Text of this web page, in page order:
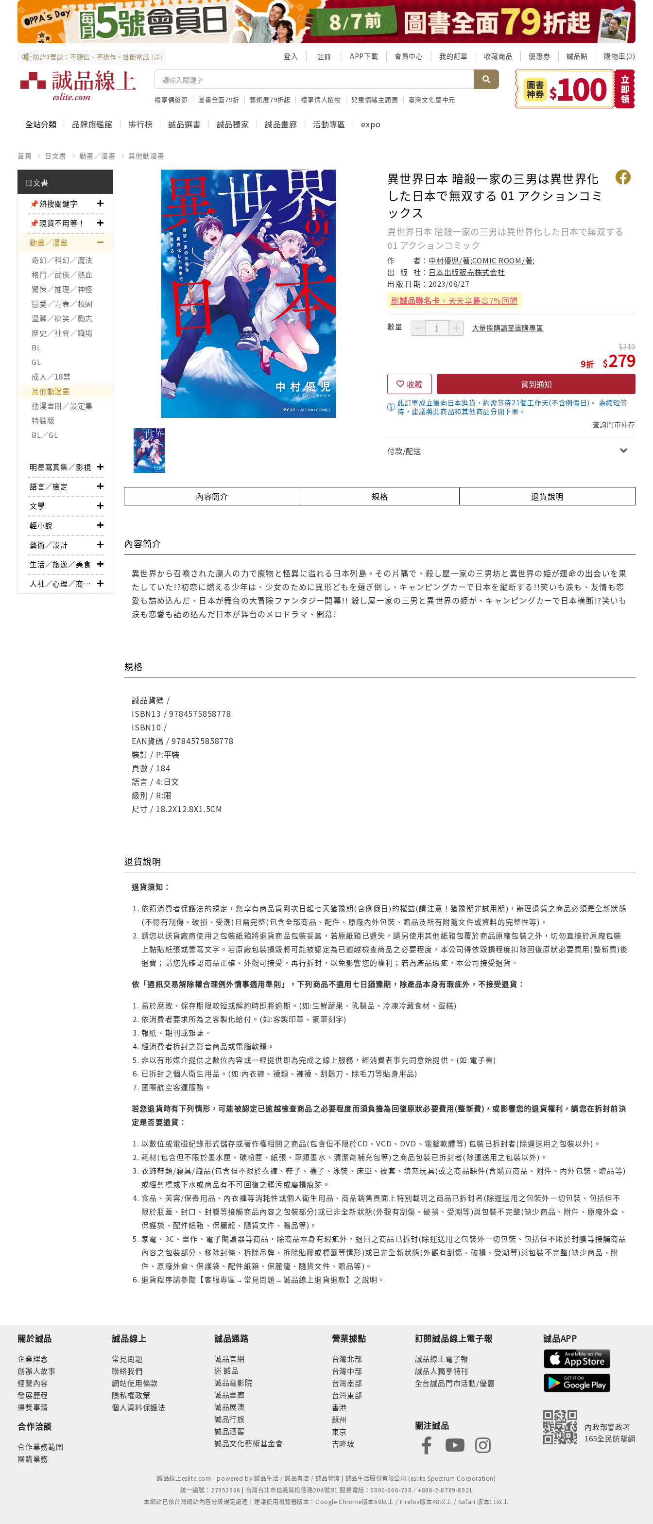
防詐3要訣：不聽信、不操作、掛斷電話 (詳) 登入 註冊 APP下載 會員中心 我的訂單 收藏商品 優惠券 誠品點 購物車(0)
禮享偶爸節 圖書全面79折 藝術展79折起 禮享情人選物 兒童情緒主題展 臺灣文化慶中元
全站分類 品牌旗艦館 排行榜 誠品選書 誠品獨家 誠品畫廊 活動專區 expo
首頁 日文書 動畫／漫畫 其他動漫畫
日文書
📌熱搜關鍵字
📌現貨不用等！
動畫／漫畫
奇幻／科幻／魔法
格鬥／武俠／熱血
驚悚／推理／神怪
戀愛／青春／校園
溫馨／搞笑／勵志
歷史／社會／職場
BL
GL
成人／18禁
其他動漫畫
動漫畫冊／設定集
特裝版
BL／GL
明星寫真集／影視
語言／檢定
文學
輕小說
藝術／設計
生活／旅遊／美食
人社／心理／商業／其他
異世界日本 暗殺一家の三男は異世界化
した日本で無双する 01 アクションコミ
ックス
異世界日本 暗殺一家の三男は異世界化した日本で無双する
01 アクションコミック
作 者： 中村優児/著;COMIC ROOM/著;
出
版 社： 日本出版販売株式会社
出 版 日 期： 2023/08/27
刷誠品聯名卡 ，天天享最高7%回饋
數量 大量採購請至團購專區
9
310
279
收藏 貨到通知
此訂單成立後向日本進貨，約需等待21個工作天(不含例假日)。 為縮短等
待，建議將此商品和其他商品分開下單。
查詢門市庫存
付款/配送
內容簡介 規格 退貨說明
內容簡介
異世界から召喚された魔人の力で魔物と怪異に溢れる日本列島。その片隅で、殺し屋一家の三男坊と異世界の姫が運命の出会いを果
たしていた!?初恋に燃える少年は、少女のために異形どもを薙ぎ倒し、キャンピングカーで日本を縦断する!!笑いも涙も、友情も恋
愛も詰め込んだ、日本が舞台の大冒険ファンタジー開幕!! 殺し屋一家の三男と異世界の姫が、キャンピングカーで日本横断!?笑いも
涙も恋愛も詰め込んだ日本が舞台のメロドラマ、開幕!
規格
誠品貨碼 /
ISBN13 / 9784575858778
ISBN10 /
EAN貨碼 / 9784575858778
裝訂 / P:平裝
頁數 / 184
語言 / 4:日文
級別 / R:限
尺寸 / 18.2X12.8X1.5CM
退貨說明
退貨須知：
依照消費者保護法的規定，您享有商品貨到次日起七天猶豫期(含例假日)的權益(請注意！猶豫期非試用期)，辦理退貨之商品必須是全新狀態
(不得有刮傷、破損、受潮)且需完整(包含全部商品、配件、原廠內外包裝、贈品及所有附隨文件或資料的完整性等)。
請您以送貨廠商使用之包裝紙箱將退貨商品包裝妥當，若原紙箱已遺失，請另使用其他紙箱包覆於商品原廠包裝之外，切勿直接於原廠包裝
上黏貼紙張或書寫文字。若原廠包裝損毀將可能被認定為已逾越檢查商品之必要程度，本公司得依毀損程度扣除回復原狀必要費用(整新費)後
退費；請您先確認商品正確、外觀可接受，再行拆封，以免影響您的權利；若為產品瑕疵，本公司接受退貨。
依「通訊交易解除權合理例外情事適用準則」，下列商品不適用七日猶豫期，除產品本身有瑕疵外，不接受退貨：
易於腐敗、保存期限較短或解約時即將逾期。(如:生鮮蔬果、乳製品、冷凍冷藏食材、蛋糕)
依消費者要求所為之客製化給付。(如:客製印章、鋼筆刻字)
報紙、期刊或雜誌。
經消費者拆封之影音商品或電腦軟體。
非以有形媒介提供之數位內容或一經提供即為完成之線上服務，經消費者事先同意始提供。(如:電子書)
已拆封之個人衛生用品。(如:內衣褲、襪類、褲襪、刮鬍刀、除毛刀等貼身用品)
國際航空客運服務。
若您退貨時有下列情形，可能被認定已逾越檢查商品之必要程度而須負擔為回復原狀必要費用(整新費)，或影響您的退貨權利，請您在拆封前決
定是否要退貨：
以數位或電磁紀錄形式儲存或著作權相關之商品(包含但不限於CD、VCD、DVD、電腦軟體等) 包裝已拆封者(除運送用之包裝以外)。
耗材(包含但不限於墨水匣、碳粉匣、紙張、筆類墨水、清潔劑補充包等)之商品包裝已拆封者(除運送用之包裝以外)。
衣飾鞋類/寢具/織品(包含但不限於衣褲、鞋子、襪子、泳裝、床單、被套、填充玩具)或之商品缺件(含購買商品、附件、內外包裝、贈品等)
或經剪標或下水或商品有不可回復之髒污或磨損痕跡。
食品、美容/保養用品、內衣褲等消耗性或個人衛生用品、商品銷售頁面上特別載明之商品已拆封者(除運送用之包裝外一切包裝、包括但不
限於瓶蓋、封口、封膜等接觸商品內容之包裝部分)或已非全新狀態(外觀有刮傷、破損、受潮等)與包裝不完整(缺少商品、附件、原廠外盒、
保護袋、配件紙箱、保麗龍、隨貨文件、贈品等)。
家電、3C、畫作、電子閱讀器等商品，除商品本身有瑕疵外，退回之商品已拆封(除運送用之包裝外一切包裝、包括但不限於封膜等接觸商品
內容之包裝部分、移除封條、拆除吊牌、拆除貼膠或標籤等情形)或已非全新狀態(外觀有刮傷、破損、受潮等)與包裝不完整(缺少商品、附
件、原廠外盒、保護袋、配件紙箱、保麗龍、隨貨文件、贈品等)。
退貨程序請參閱【客服專區→常見問題→誠品線上退貨退款】之說明。
關於誠品
企業理念
創辦人故事
經營內容
發展歷程
得獎事蹟
合作洽談
合作業務範圍
團購業務
誠品線上
常見問題
聯絡我們
網站使用條款
隱私權政策
個人資料保護法
誠品通路
誠品官網
迷 誠品
誠品電影院
誠品畫廊
誠品展演
誠品行旅
誠品酒窖
誠品文化藝術基金會
營業據點
台灣北部
台灣中部
台灣南部
台灣東部
香港
蘇州
東京
吉隆坡
訂閱誠品線上電子報
誠品線上電子報
誠品人獨享特刊
全台誠品門市活動/優惠
關注誠品
誠品APP
內政部警政署
165全民防騙網
誠品線上eslite.com - powered by 誠品生活 / 誠品書店 / 誠品物流 | 誠品生活股份有限公司 (eslite Spectrum Corporation)
統一編號：27952966 | 台灣台北市信義區松德路204號B1 服務電話：0800-666-798／+886-2-8789-8921
本網站已依台灣網站內容分級規定處理｜建議使用瀏覽器版本：Google Chrome版本60以上 / Firefox版本48以上 / Safari 版本11以上